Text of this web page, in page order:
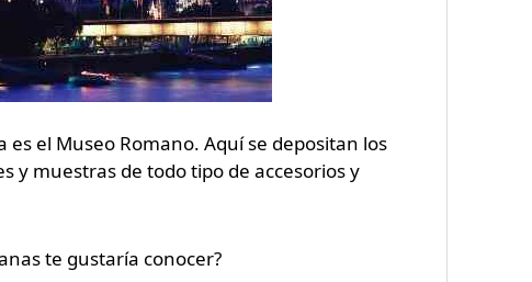
el Museo Romano. Aquí se depositan los
y muestras de todo tipo de accesorios y
te gustaría conocer?